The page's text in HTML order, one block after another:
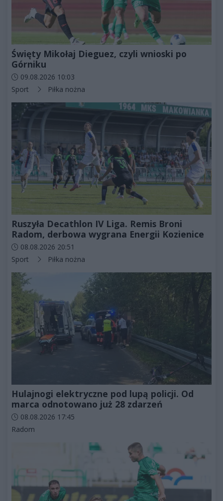
Święty Mikołaj Dieguez, czyli wnioski po
Górniku
Data dodania artykułu:
09.08.2026 10:03
Kategorie artykułu:
Sport Piłka nożna
Ruszyła Decathlon IV Liga. Remis Broni
Radom, derbowa wygrana Energii Kozienice
Data dodania artykułu:
08.08.2026 20:51
Kategorie artykułu:
Sport Piłka nożna
Hulajnogi elektryczne pod lupą policji. Od
marca odnotowano już 28 zdarzeń
Data dodania artykułu:
08.08.2026 17:45
Kategorie artykułu:
Radom